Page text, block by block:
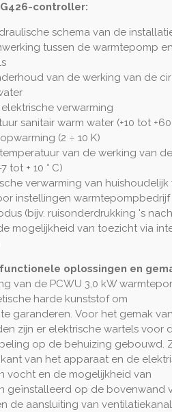
controller:
schema van de
tussen de warmtepomp
van de werking van de
verwarming
sanitair warm water (+10 tot +60
(2 ÷ 10 K)
van de werking van de
tot + 10 ° C)
verwarming van huishoudelijk
instellingen warmtepompbedrijf
(bijv. ruisonderdrukking 's
mogelijkheid van toezicht via
oplossingen en
van de PCWU 3,0 kW
harde kunststof om
garanderen. Voor het gemak van
zijn er elektrische wartels voor
op de behuizing gebouwd.
van het apparaat en de
vocht en de mogelijkheid van
geïnstalleerd op de bovenwand
de aansluiting van